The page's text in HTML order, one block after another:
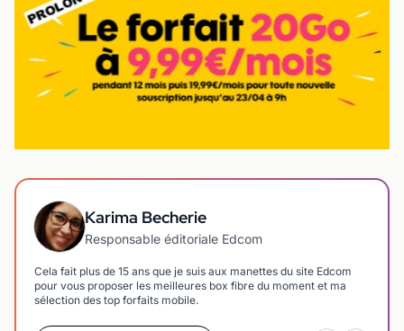
Karima Becherie
Responsable éditoriale Edcom
Cela fait plus de 15 ans que je suis aux manettes du site Edcom
pour vous proposer les meilleures box fibre du moment et ma
sélection des top forfaits mobile.